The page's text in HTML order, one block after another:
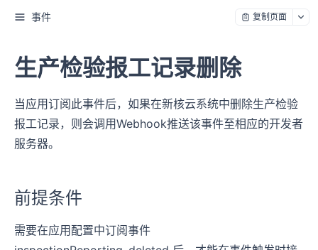
事件 复制页面
生产检验报工记录删除
当应用订阅此事件后，如果在新核云系统中删除生产检验
报工记录，则会调用Webhook推送该事件至相应的开发者
服务器。
前提条件
需要在应用配置中订阅事件